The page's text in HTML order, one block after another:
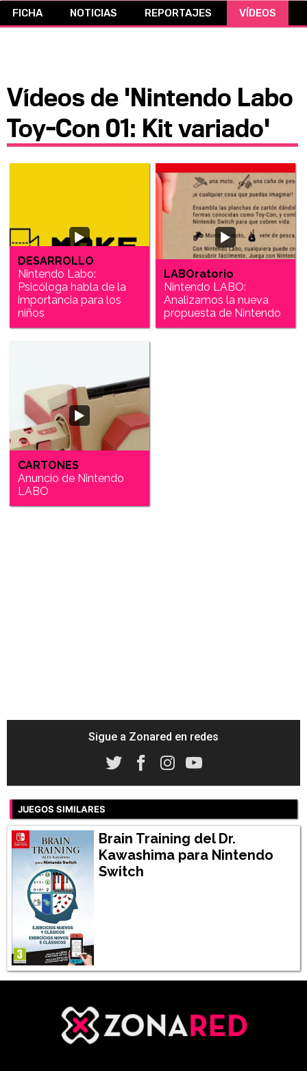
CÓMICS
FICHA NOTICIAS REPORTAJES VÍDEOS
Vídeos de 'Nintendo Labo
Toy-Con 01: Kit variado'
DESARROLLO
Nintendo Labo:
Psicóloga habla de la
importancia para los
niños
LABOratorio
Nintendo LABO:
Analizamos la nueva
propuesta de Nintendo
CARTONES
Anuncio de Nintendo
LABO
Sigue a Zonared en redes
JUEGOS SIMILARES
Brain Training del Dr.
Kawashima para Nintendo
Switch